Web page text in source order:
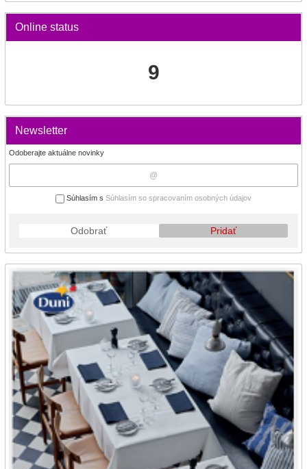
Online status
9
Newsletter
Odoberajte aktuálne novinky
Súhlasím s Súhlasím so spracovaním osobných údajov
Odobrať Pridať